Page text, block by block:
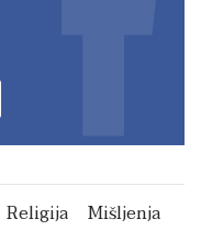
Religija
Mišljenja